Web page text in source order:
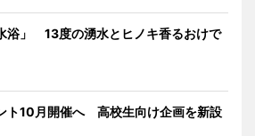
浴」 13度の湧水とヒノキ香るおけで
ト10月開催へ 高校生向け企画を新設